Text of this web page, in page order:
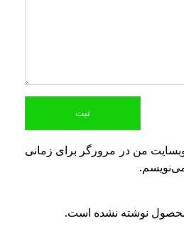
من در مرورگر برای زمانی
نوشته نشده است.